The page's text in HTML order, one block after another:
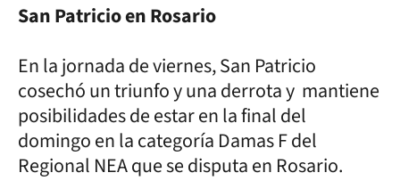
San Patricio en Rosario
En la jornada de viernes, San Patricio
cosechó un triunfo y una derrota y mantiene
posibilidades de estar en la final del
domingo en la categoría Damas F del
Regional NEA que se disputa en Rosario.